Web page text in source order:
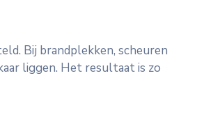
Bij brandplekken, scheuren
liggen. Het resultaat is zo